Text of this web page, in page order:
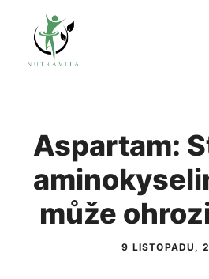
Přeskočit
obsah
Aspartam:
může
9 LISTOPADU,